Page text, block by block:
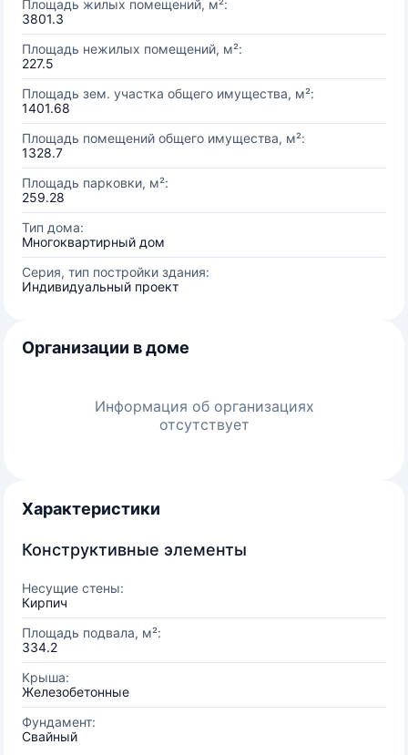
Площадь жилых помещений, м²:
3801.3
Площадь нежилых помещений, м²:
227.5
Площадь зем. участка общего имущества, м²:
1401.68
Площадь помещений общего имущества, м²:
1328.7
Площадь парковки, м²:
259.28
Тип дома:
Многоквартирный дом
Серия, тип постройки здания:
Индивидуальный проект
Организации в доме
Информация об организациях
отсутствует
Характеристики
Конструктивные элементы
Несущие стены:
Кирпич
Площадь подвала, м²:
334.2
Крыша:
Железобетонные
Фундамент:
Свайный